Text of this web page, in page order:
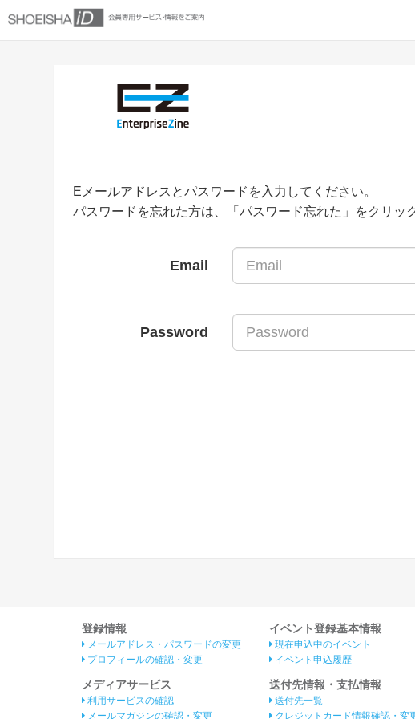
Eメールアドレスとパスワードを入力してください。
パスワードを忘れた方は、「パスワード忘れた」をクリッ
Email
Password
登録情報
メールアドレス・パスワードの変更
プロフィールの確認・変更
メディアサービス
利用サービスの確認
メールマガジンの確認・変更
イベント登録基本情報
現在申込中のイベント
イベント申込履歴
送付先情報・支払情報
送付先一覧
クレジットカード情報確認・変